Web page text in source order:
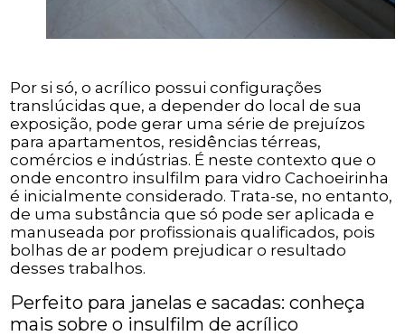
Por si só, o acrílico possui configurações
translúcidas que, a depender do local de sua
exposição, pode gerar uma série de prejuízos
para apartamentos, residências térreas,
comércios e indústrias. É neste contexto que o
onde encontro insulfilm para vidro Cachoeirinha
é inicialmente considerado. Trata-se, no entanto,
de uma substância que só pode ser aplicada e
manuseada por profissionais qualificados, pois
bolhas de ar podem prejudicar o resultado
desses trabalhos.
Perfeito para janelas e sacadas: conheça
mais sobre o insulfilm de acrílico